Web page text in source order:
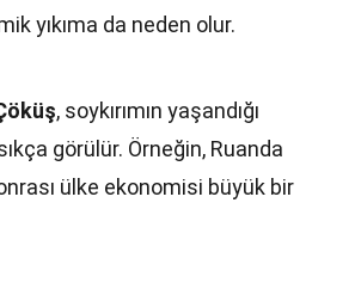
yıkıma da neden olur.
, soykırımın yaşandığı
görülür. Örneğin, Ruanda
ülke ekonomisi büyük bir